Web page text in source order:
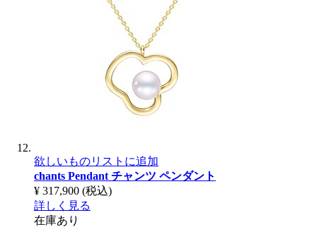
欲しいものリストに追加
chants Pendant チャンツ ペンダント
¥ 317,900 (税込)
詳しく見る
在庫あり